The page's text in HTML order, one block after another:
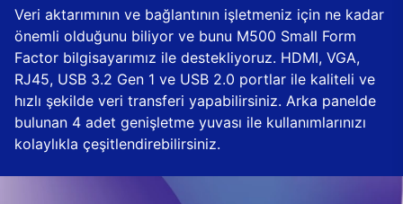
Veri aktarımının ve bağlantının işletmeniz için ne kadar
önemli olduğunu biliyor ve bunu M500 Small Form
Factor bilgisayarımız ile destekliyoruz. HDMI, VGA,
RJ45, USB 3.2 Gen 1 ve USB 2.0 portlar ile kaliteli ve
hızlı şekilde veri transferi yapabilirsiniz. Arka panelde
bulunan 4 adet genişletme yuvası ile kullanımlarınızı
kolaylıkla çeşitlendirebilirsiniz.